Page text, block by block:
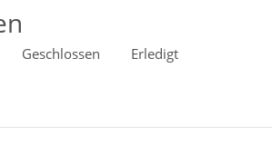
Geschlossen Erledigt